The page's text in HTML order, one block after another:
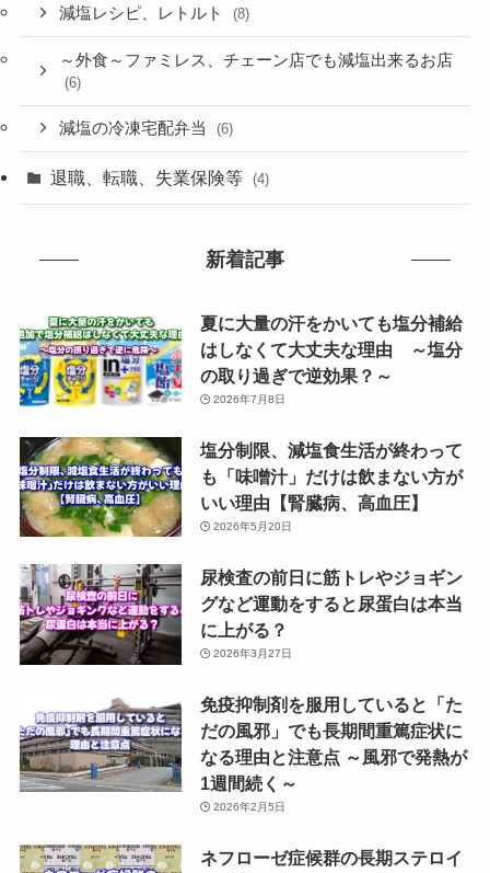
減塩レシピ、レトルト (8)
～外食～ファミレス、チェーン店でも減塩出来るお店
(6)
減塩の冷凍宅配弁当 (6)
退職、転職、失業保険等 (4)
新着記事
夏に大量の汗をかいても塩分補給
はしなくて大丈夫な理由 ～塩分
の取り過ぎで逆効果？～
2026年7月8日
塩分制限、減塩食生活が終わって
も「味噌汁」だけは飲まない方が
いい理由【腎臓病、高血圧】
2026年5月20日
尿検査の前日に筋トレやジョギン
グなど運動をすると尿蛋白は本当
に上がる？
2026年3月27日
免疫抑制剤を服用していると「た
だの風邪」でも長期間重篤症状に
なる理由と注意点 ～風邪で発熱が
1週間続く～
2026年2月5日
ネフローゼ症候群の長期ステロイ